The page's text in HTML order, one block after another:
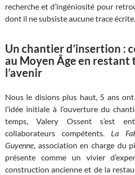
recherche et d’ingéniosité pour
dont il ne subsiste aucune trace écrite.
Un chantier d’insertion :
au Moyen Âge en restant
l’avenir
Nous le disions plus haut, 5 ans ont
l’idée initiale à l’ouverture du
temps, Valery Ossent s’est
collaborateurs compétents. La
Guyenne, association en charge du
présente comme un vivier
construction ancienne et de la